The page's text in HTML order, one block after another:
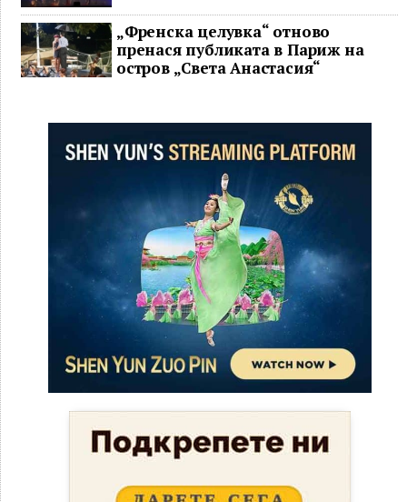
„Френска целувка“ отново
пренася публиката в Париж на
остров „Света Анастасия“